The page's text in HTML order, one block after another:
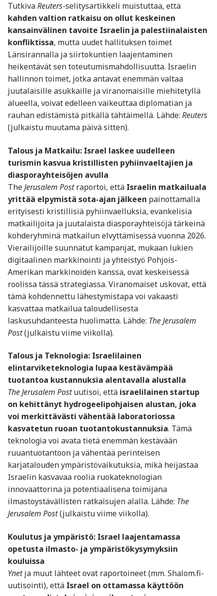
TutkivaReuters-selitysartikkeli muistuttaa, että
kahden valtion ratkaisu on ollut keskeinen
kansainvälinen tavoite Israelin ja palestiinalaisten
konfliktissa, mutta uudet hallituksen toimet
Länsirannalla ja siirtokuntien laajentaminen
heikentävät sen toteutumismahdollisuutta. Israelin
hallinnon toimet, jotka antavat enemmän valtaa
juutalaisille asukkaille ja viranomaisille miehitetyllä
alueella, voivat edelleen vaikeuttaa diplomatian ja
rauhan edistämistä pitkällä tähtäimellä. Lähde: Reuters
(julkaistu muutama päivä sitten).
Talous ja Matkailu: Israel laskee uudelleen
turismin kasvua kristillisten pyhiinvaeltajien ja
diasporayhteisöjen avulla
TheJerusalem Postraportoi, että Israelin matkailuala
yrittää elpymistä sota-ajan jälkeen painottamalla
erityisesti kristillisiä pyhiinvaelluksia, evankelisia
matkailijoita ja juutalaista diasporayhteisöjä tärkeinä
kohderyhminä matkailun elvyttämisessä vuonna 2026.
Vierailijoille suunnatut kampanjat, mukaan lukien
digitaalinen markkinointi ja yhteistyö Pohjois-
Amerikan markkinoiden kanssa, ovat keskeisessä
roolissa tässä strategiassa. Viranomaiset uskovat, että
tämä kohdennettu lähestymistapa voi vakaasti
kasvattaa matkailua taloudellisesta
laskusuhdanteesta huolimatta. Lähde: The Jerusalem
Post(julkaistu viime viikolla).
Talous ja Teknologia: Israelilainen
elintarviketeknologia lupaa kestävämpää
tuotantoa kustannuksia alentavalla alustalla
The Jerusalem Postuutisoi, että israelilainen startup
on kehittänyt hydrogeelipohjaisen alustan, joka
voi merkittävästi vähentää laboratoriossa
kasvatetun ruoan tuotantokustannuksia. Tämä
teknologia voi avata tietä enemmän kestävään
ruuantuotantoon ja vähentää perinteisen
karjatalouden ympäristövaikutuksia, mikä heijastaa
Israelin kasvavaa roolia ruokateknologian
innovaattorina ja potentiaalisena toimijana
ilmastoystävällisten ratkaisujen alalla. Lähde: The
Jerusalem Post(julkaistu viime viikolla).
Koulutus ja ympäristö: Israel laajentamassa
opetusta ilmasto- ja ympäristökysymyksiin
kouluissa
Ynetja muut lähteet ovat raportoineet (mm. Shalom.fi-
uutisointi), että Israel on ottamassa käyttöön